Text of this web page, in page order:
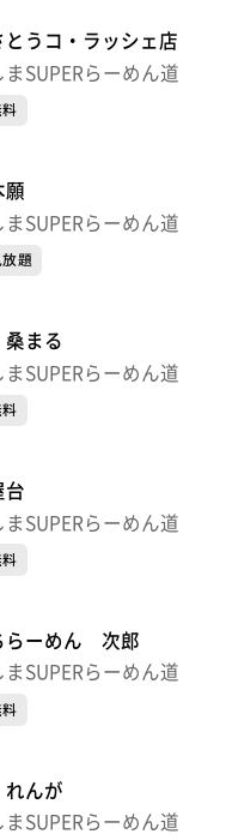
とうコ・ラッシェ店
まSUPERらーめん道
料
願
まSUPERらーめん道
題
まる
まSUPERらーめん道
料
台
まSUPERらーめん道
料
らーめん 次郎
まSUPERらーめん道
料
んが
まSUPERらーめん道